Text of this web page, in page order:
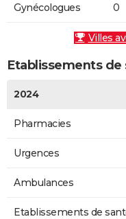
Gynécologues 0
Villes
Etablissements de
2024
Pharmacies
Urgences
Ambulances
Etablissements de